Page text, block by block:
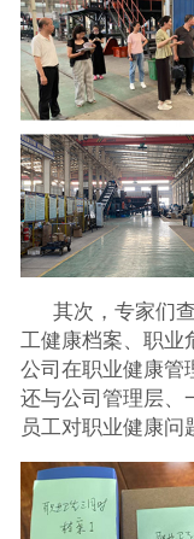
其次，专家们
工健康档案、职业
公司在职业健康管
还与公司管理层、
员工对职业健康问